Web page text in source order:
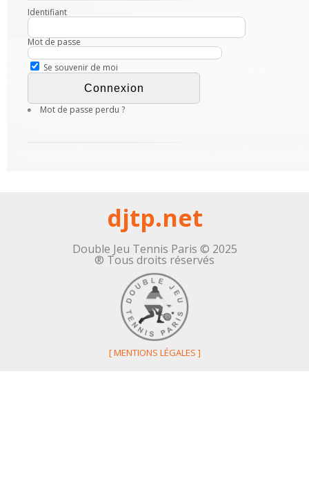
Identifiant
Mot de passe
Se souvenir de moi
Mot de passe perdu ?
djtp.net
Double Jeu Tennis Paris © 2025
® Tous droits réservés
[MENTIONS LÉGALES ]